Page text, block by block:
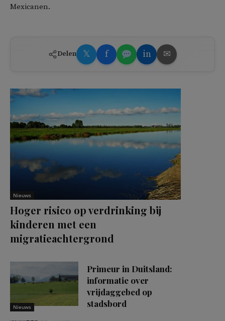
Mexicanen.
Delen 𝕏 f in ✉
Nieuws
Hoger risico op verdrinking bij
kinderen met een
migratieachtergrond
Nieuws
Primeur in Duitsland:
informatie over
vrijdaggebed op
stadsbord